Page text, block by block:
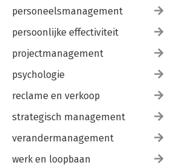
personeelsmanagement
persoonlijke effectiviteit
projectmanagement
psychologie
reclame en verkoop
strategisch management
verandermanagement
werk en loopbaan